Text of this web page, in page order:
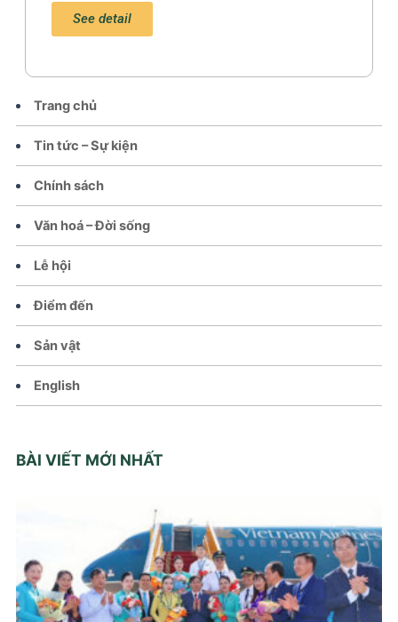
Trang chủ
Tin tức – Sự kiện
Chính sách
Văn hoá – Đời sống
Lễ hội
Điểm đến
Sản vật
English
BÀI VIẾT MỚI NHẤT
See detail